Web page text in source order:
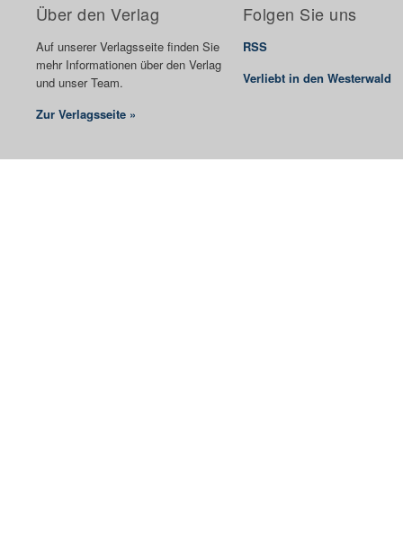
Über den Verlag
Auf unserer Verlagsseite finden Sie
mehr Informationen über den Verlag
und unser Team.
Zur Verlagsseite »
Folgen Sie uns
RSS
Verliebt in den Westerwald